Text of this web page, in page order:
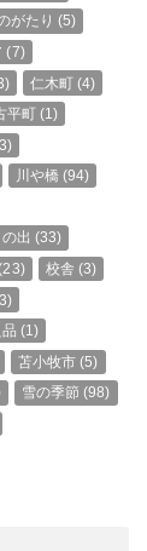
がたり (5)
(7)
仁木町 (4)
平町 (1)
川や橋 (94)
出 (33)
校舎 (3)
(1)
苫小牧市 (5)
雪の季節 (98)